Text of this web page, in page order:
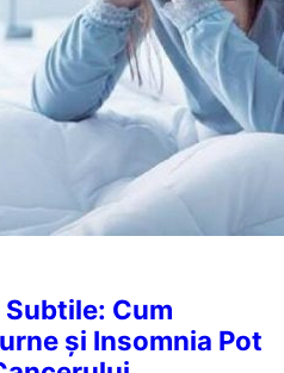
Cum
și Insomnia Pot